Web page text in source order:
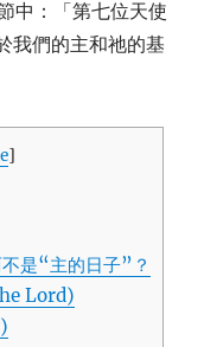
中：「第七位天使
我們的主和祂的基
]
是“主的日子”？
Lord)